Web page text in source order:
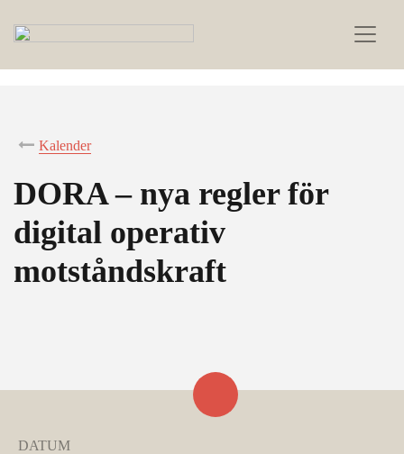
Kalender
DORA – nya regler för
digital operativ
motståndskraft
DATUM